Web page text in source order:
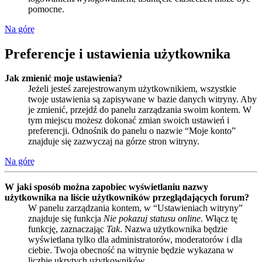
pomocne.
Na górę
Preferencje i ustawienia użytkownika
Jak zmienić moje ustawienia?
Jeżeli jesteś zarejestrowanym użytkownikiem, wszystkie
twoje ustawienia są zapisywane w bazie danych witryny. Aby
je zmienić, przejdź do panelu zarządzania swoim kontem. W
tym miejscu możesz dokonać zmian swoich ustawień i
preferencji. Odnośnik do panelu o nazwie “Moje konto”
znajduje się zazwyczaj na górze stron witryny.
Na górę
W jaki sposób można zapobiec wyświetlaniu nazwy
użytkownika na liście użytkowników przeglądających forum?
W panelu zarządzania kontem, w “Ustawieniach witryny”
znajduje się funkcja Nie pokazuj statusu online. Włącz tę
funkcję, zaznaczając Tak. Nazwa użytkownika będzie
wyświetlana tylko dla administratorów, moderatorów i dla
ciebie. Twoja obecność na witrynie będzie wykazana w